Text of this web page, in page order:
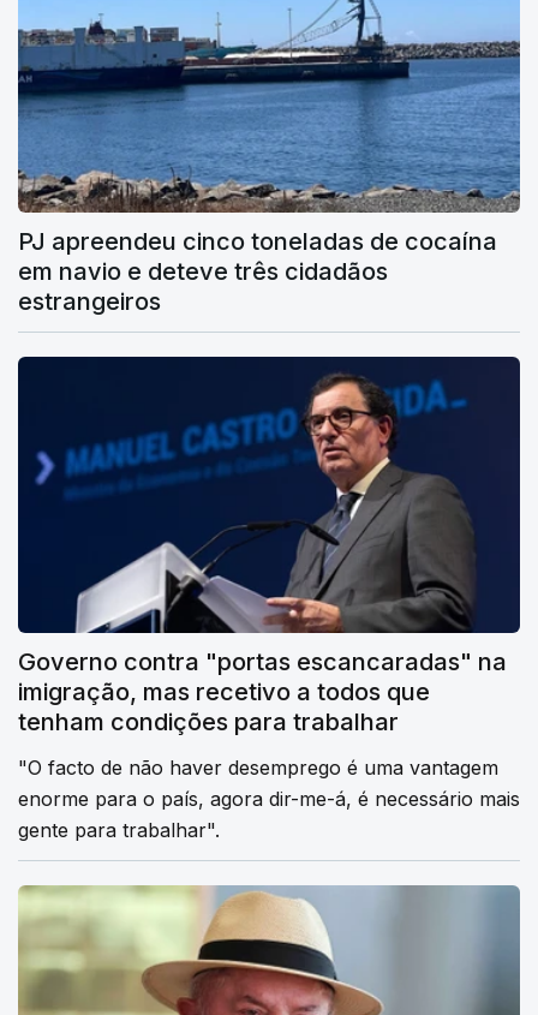
PJ apreendeu cinco toneladas de cocaína
em navio e deteve três cidadãos
estrangeiros
Governo contra "portas escancaradas" na
imigração, mas recetivo a todos que
tenham condições para trabalhar
"O facto de não haver desemprego é uma vantagem
enorme para o país, agora dir-me-á, é necessário mais
gente para trabalhar".